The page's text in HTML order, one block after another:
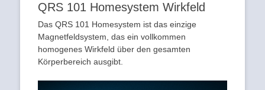
QRS 101 Homesystem Wirkfeld
Das QRS 101 Homesystem ist das einzige
Magnetfeldsystem, das ein vollkommen
homogenes Wirkfeld über den gesamten
Körperbereich ausgibt.